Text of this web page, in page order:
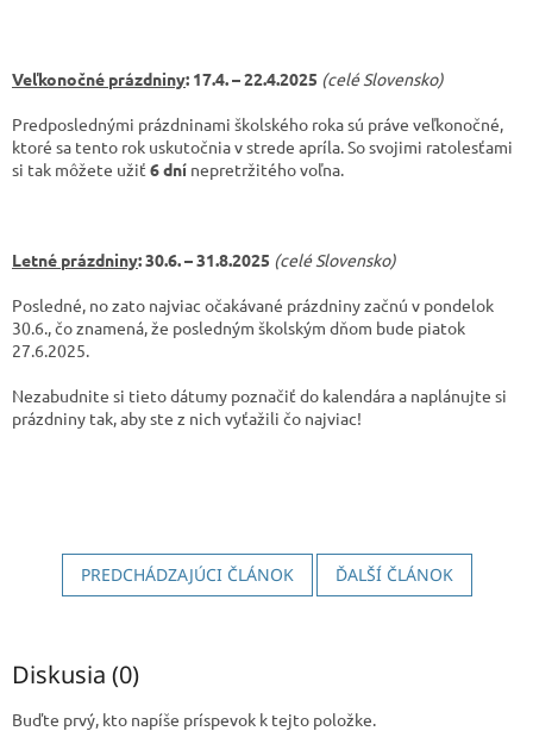
Veľkonočné prázdniny: 17.4. – 22.4.2025 (celé Slovensko)
Predposlednými prázdninami školského roka sú práve veľkonočné,
ktoré sa tento rok uskutočnia v strede apríla. So svojimi ratolesťami
si tak môžete užiť 6 dní nepretržitého voľna.
Letné prázdniny: 30.6. – 31.8.2025 (celé Slovensko)
Posledné, no zato najviac očakávané prázdniny začnú v pondelok
30.6., čo znamená, že posledným školským dňom bude piatok
27.6.2025.
Nezabudnite si tieto dátumy poznačiť do kalendára a naplánujte si
prázdniny tak, aby ste z nich vyťažili čo najviac!
PREDCHÁDZAJÚCI ČLÁNOK ĎALŠÍ ČLÁNOK
Diskusia (0)
Buďte prvý, kto napíše príspevok k tejto položke.